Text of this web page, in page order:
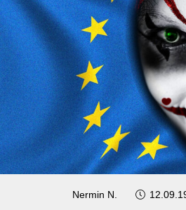
Nermin N.